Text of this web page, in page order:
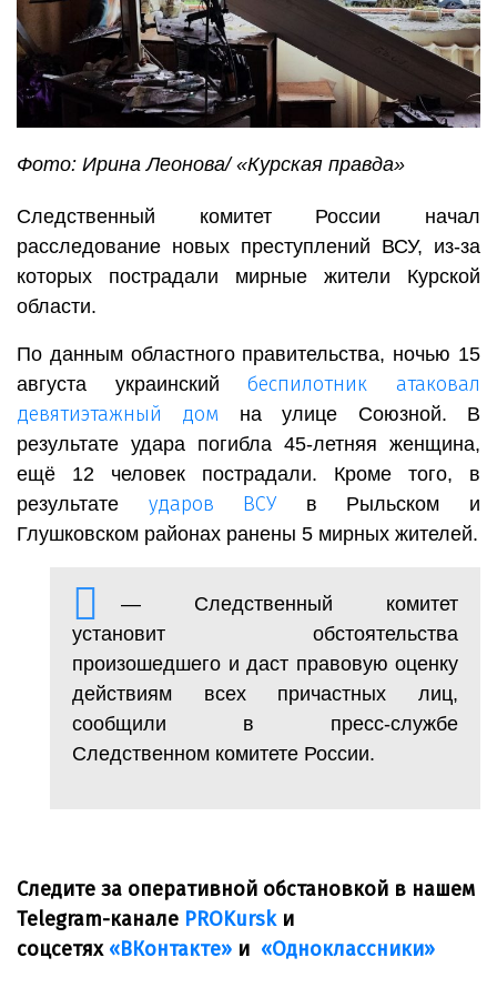
Фото: Ирина Леонова/ «Курская правда»
Следственный комитет России начал
расследование новых преступлений ВСУ, из-за
которых пострадали мирные жители Курской
области.
По данным областного правительства, ночью 15
августа украинскийбеспилотник атаковал
девятиэтажный дом на улице Союзной. В
результате удара погибла 45-летняя женщина,
ещё 12 человек пострадали. Кроме того, в
результате ударов ВСУ в Рыльском и
Глушковском районах ранены 5 мирных жителей.
— Следственный комитет
установит обстоятельства
произошедшего и даст правовую оценку
действиям всех причастных лиц,
сообщили в пресс-службе
Следственном комитете России.
Следите за оперативной обстановкой в нашем
Telegram-канале PROKurskи
соцсетях «ВКонтакте» и «Одноклассники»